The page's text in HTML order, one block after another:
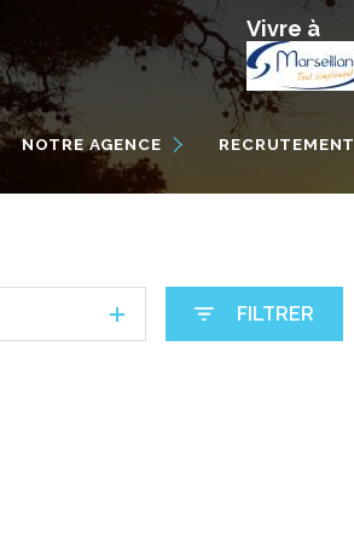
Vivre à
NOTRE AGENCE
NOUS DÉCOUVRIR
NOS ENGAGEMENTS
NOTRE ÉQUIPE INTERNATIONALE
RECRUTEMENT
FILTRER